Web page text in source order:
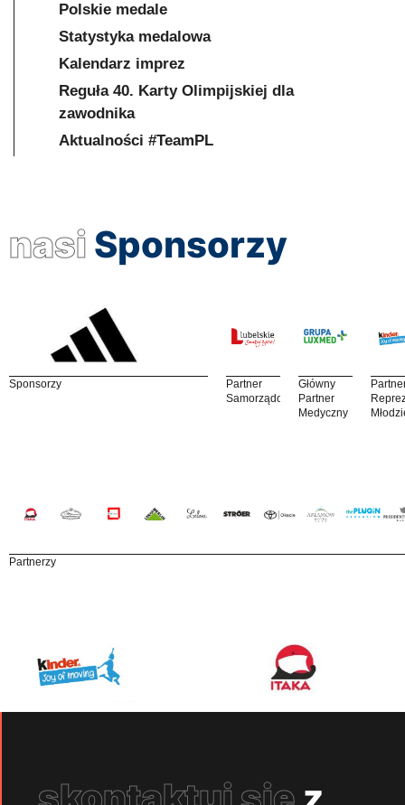
Polskie medale
Statystyka medalowa
Kalendarz imprez
Reguła 40. Karty Olimpijskiej dla
zawodnika
Aktualności #TeamPL
nasi Sponsorzy
Sponsorzy
Partner
Samorządowy
Główny
Partner
Medyczny
Partnerzy